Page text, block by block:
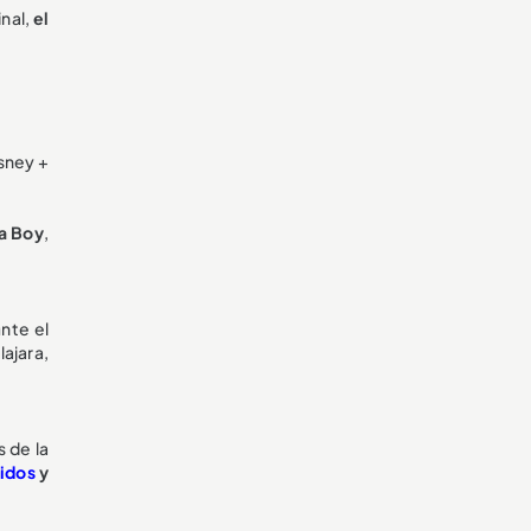
el
+
Boy,
el
de la
y